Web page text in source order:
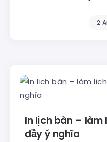
2
In lịch bàn – làm
đầy ý nghĩa